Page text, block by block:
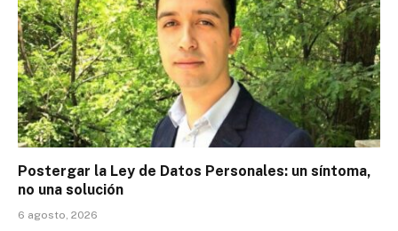
Postergar la Ley de Datos Personales: un síntoma,
no una solución
6 agosto, 2026